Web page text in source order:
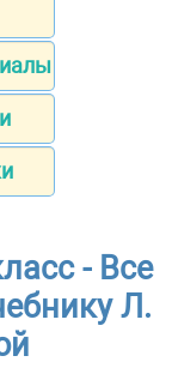
- Все
Л.